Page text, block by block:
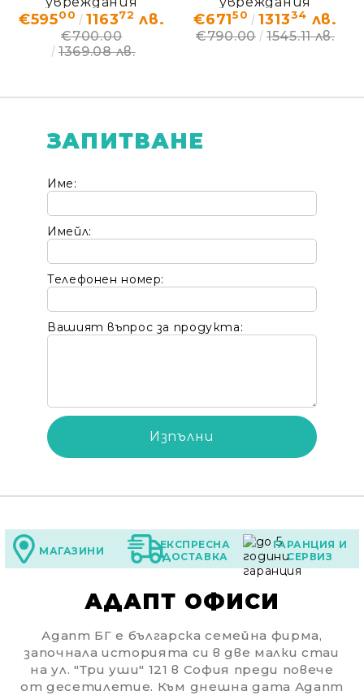
СПОРТИ Vermeiren –
ДЕМО (без кашон)
€59500 116372 лв.
€700.00
1369.08 лв.
САФАРИ Vermeiren –
ДЕМО (без кашон)
€67150 131334 лв.
€790.00 1545.11 лв.
ЗАПИТВАНЕ
Име:
Имейл:
Телефонен номер:
Вашият въпрос за продукта:
МАГАЗИНИ
ЕКСПРЕСНА
ДОСТАВКА
ГАРАНЦИЯ И
СЕРВИЗ
АДАПТ ОФИСИ
Адапт БГ е българска семейна фирма,
започнала историята си в две малки стаи
на ул. "Три уши" 121 в София преди повече
от десетилетие. Към днешна дата Адапт